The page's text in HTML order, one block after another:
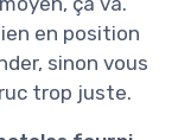
en position
sinon vous
trop juste.